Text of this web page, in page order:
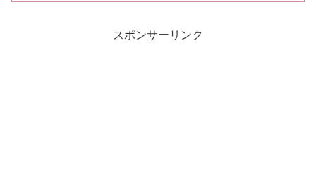
スポンサーリンク